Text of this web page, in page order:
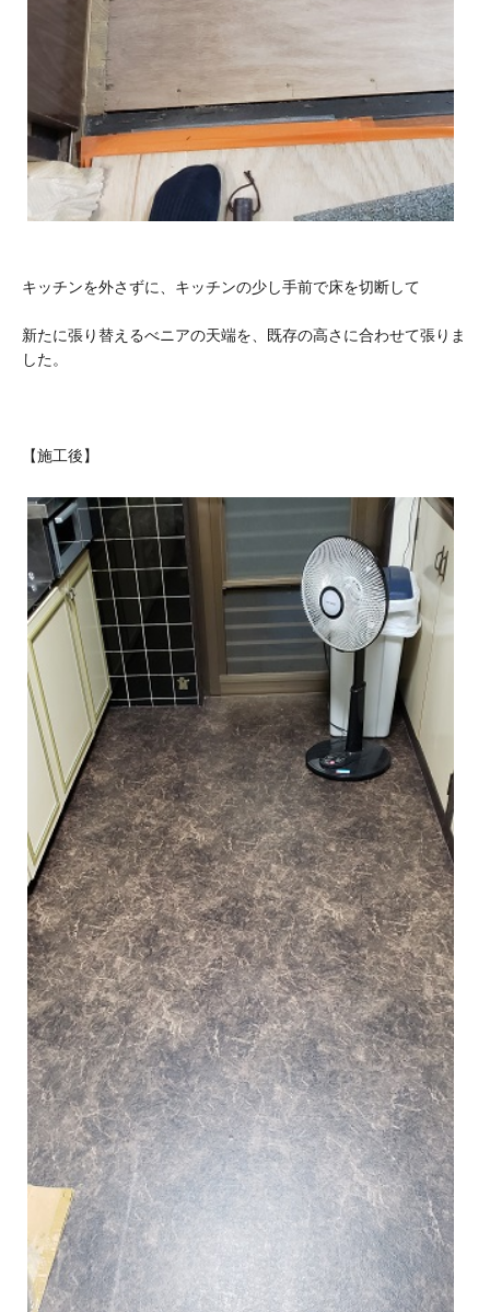
キッチンを外さずに、キッチンの少し手前で床を切断して
新たに張り替えるべニアの天端を、既存の高さに合わせて張りま
した。
【施工後】